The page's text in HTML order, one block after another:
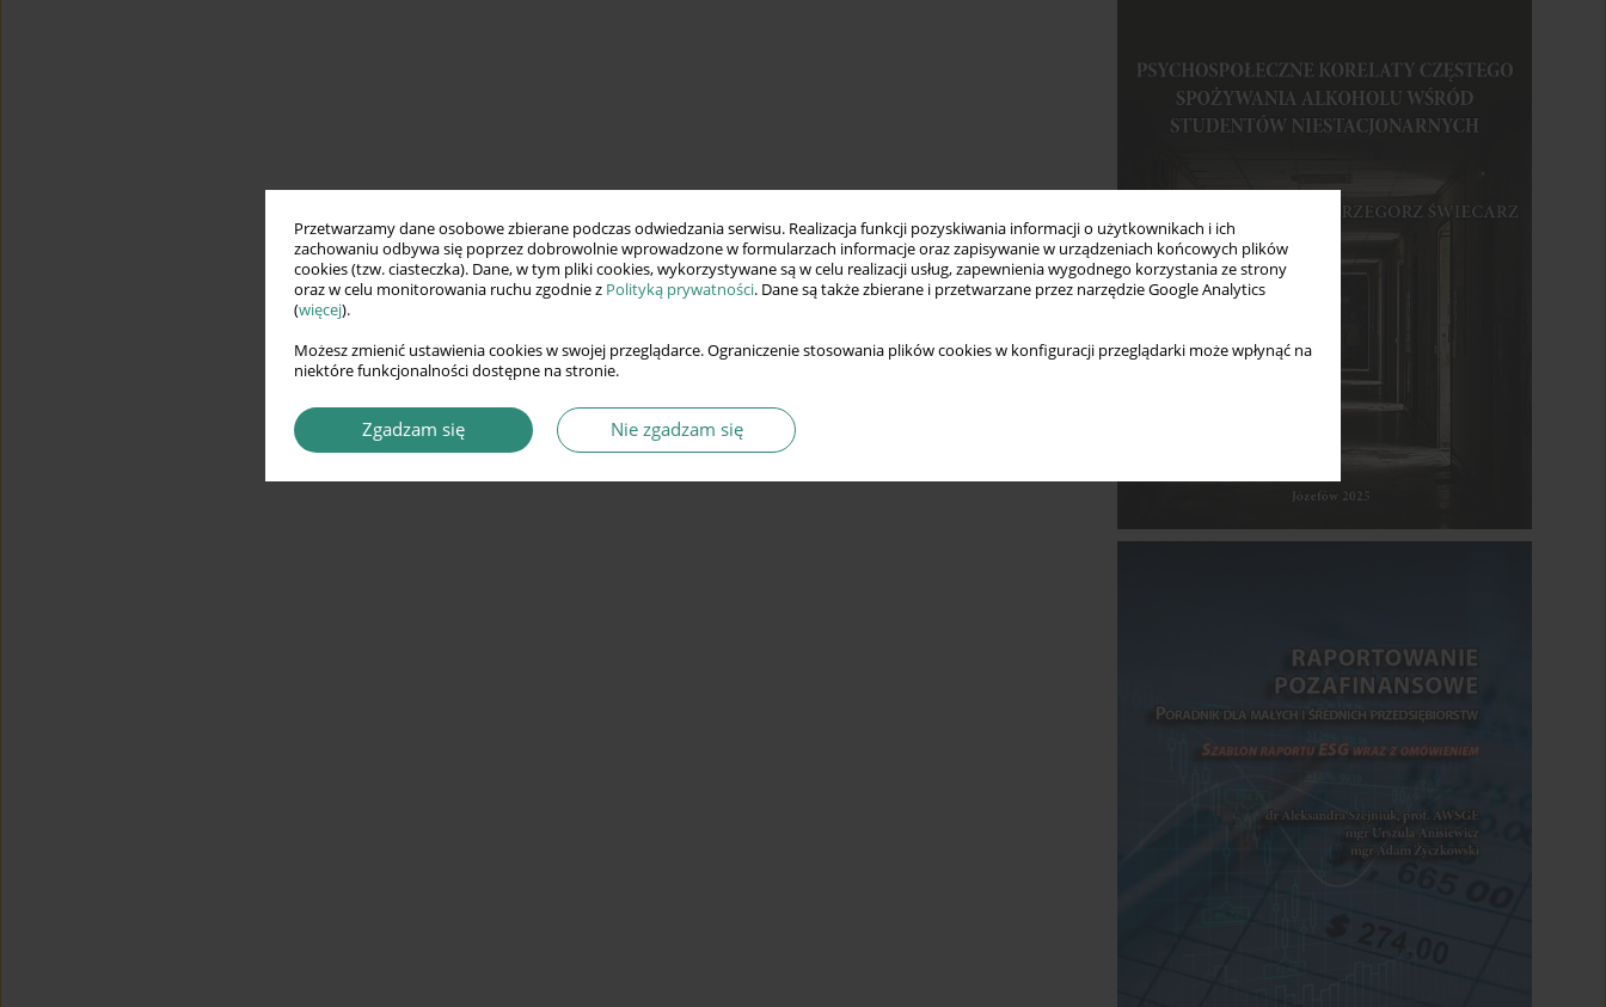
Przetwarzamy dane osobowe zbierane podczas odwiedzania serwisu. Realizacja funkcji pozyskiwania informacji o użytkownikach i ich
zachowaniu odbywa się poprzez dobrowolnie wprowadzone w formularzach informacje oraz zapisywanie w urządzeniach końcowych plików
cookies (tzw. ciasteczka). Dane, w tym pliki cookies, wykorzystywane są w celu realizacji usług, zapewnienia wygodnego korzystania ze strony
oraz w celu monitorowania ruchu zgodnie z Polityką prywatności. Dane są także zbierane i przetwarzane przez narzędzie Google Analytics
(więcej).
Możesz zmienić ustawienia cookies w swojej przeglądarce. Ograniczenie stosowania plików cookies w konfiguracji przeglądarki może wpłynąć na
niektóre funkcjonalności dostępne na stronie.
Zgadzam się Nie zgadzam się